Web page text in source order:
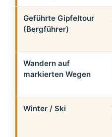
Geführte Gipfeltour
(Bergführer)
Wandern auf
markierten Wegen
Winter / Ski